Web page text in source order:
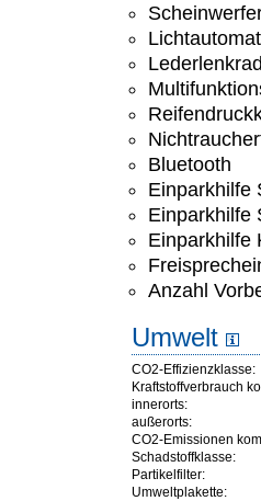
Bluetooth
Einparkhilfe
Einparkhilfe
Einparkhilfe
Anzahl
Umwelt
CO2-Effizienzklasse:
Kraftstoffverbrauch
innerorts:
außerorts:
CO2-Emissionen
Schadstoffklasse:
Partikelfilter:
Umweltplakette: